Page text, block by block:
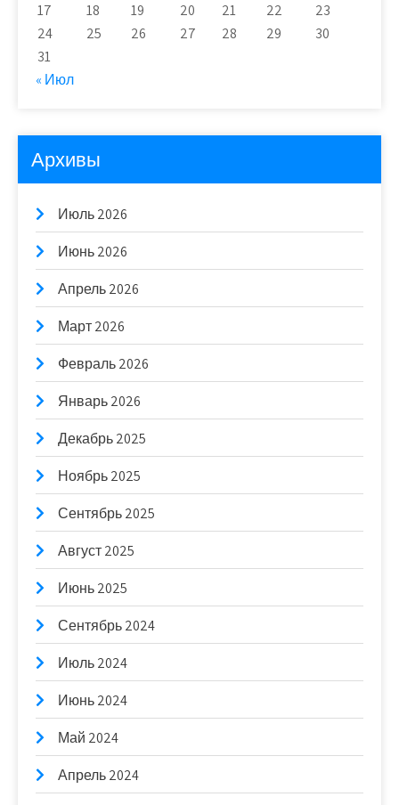
17
18 19 20 21 22
23
24
25 26 27 28 29
30
31
« Июл
Архивы
Июль 2026
Июнь 2026
Апрель 2026
Март 2026
Февраль 2026
Январь 2026
Декабрь 2025
Ноябрь 2025
Сентябрь 2025
Август 2025
Июнь 2025
Сентябрь 2024
Июль 2024
Июнь 2024
Май 2024
Апрель 2024